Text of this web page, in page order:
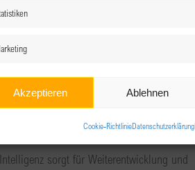
Akzeptieren Ablehnen
Cookie-RichtlinieDatenschutzerklärung
Anmeldung notwendig.
am Tag des Vortrags per Mail verschickt.
30 min Impulsreferat, tauschen wir uns
zusammen.
sorgt für Weiterentwicklung und